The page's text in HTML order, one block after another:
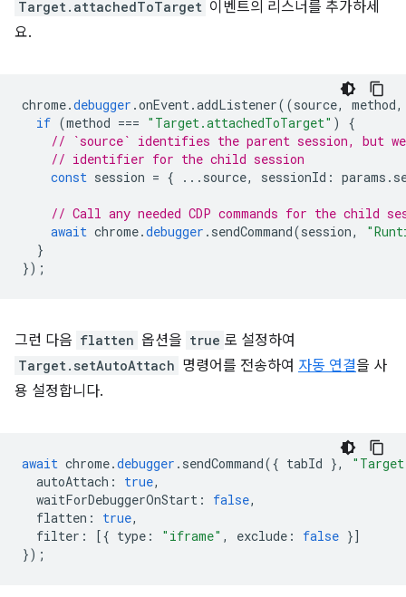
Target.attachedToTarget 이벤트의 리스너를 추가하세
요.
chrome.debugger .onEvent.addListener((source, method,
if (method === "Target.attachedToTarget" )
{
// `source` identifies the parent session, but we
// identifier for the child session
const session = { ... source, sessionId : params .
// Call any needed CDP commands for the child
await chrome.debugger . sendCommand(session,
}
});
그런 다음 flatten 옵션을 true 로 설정하여
Target.setAutoAttach 명령어를 전송하여 자동 연결을 사
용 설정합니다.
await chrome.debugger . sendCommand({ tabId },
autoAttach : true,
waitForDebuggerOnStart : false,
flatten : true,
filter : [{ type : "iframe" , exclude : false }]
});